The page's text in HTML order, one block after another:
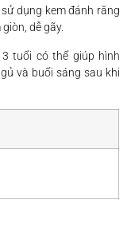
dụng kem đánh răng
dễ gãy.
tuổi có thể giúp hình
và buổi sáng sau khi